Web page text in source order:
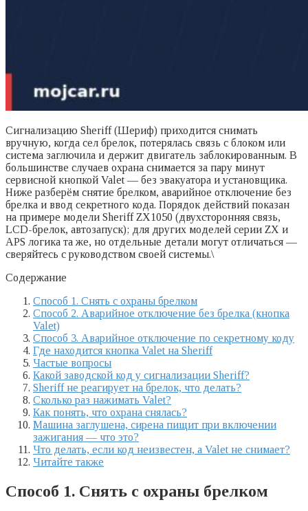
Сигнализацию Sheriff (Шериф) приходится снимать
вручную, когда сел брелок, потерялась связь с блоком или
система заглючила и держит двигатель заблокированным. В
большинстве случаев охрана снимается за пару минут
сервисной кнопкой Valet — без эвакуатора и установщика.
Ниже разберём снятие брелком, аварийное отключение без
брелка и ввод секретного кода. Порядок действий показан
на примере модели Sheriff ZX1050 (двухсторонняя связь,
LCD-брелок, автозапуск); для других моделей серии ZX и
APS логика та же, но отдельные детали могут отличаться —
сверяйтесь с руководством своей системы.\
Содержание
Способ 1. Снять с охраны брелком
Способ 2. Аварийное отключение без брелка (кнопка
Valet)
Способ 3. Аварийное отключение по секретному коду
Где находится кнопка Valet на Sheriff
Частые вопросы
Какой заводской код у сигнализации Sheriff?
Sheriff не реагирует на брелок, что делать?
Сколько раз нажимать Valet?
Как понять, что охрана снялась?
Машина заглушена, сирена пищит при включении
зажигания — что это?
Что делать, если код неизвестен, а Valet не снимает?
Читайте также
Способ 1. Снять с охраны брелком